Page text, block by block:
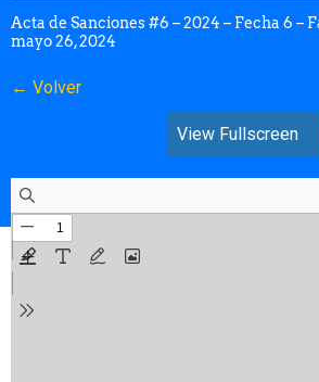
Acta de Sanciones #6 – 2024 – Fecha 6 –
mayo 26, 2024
← Volver
View Fullscreen